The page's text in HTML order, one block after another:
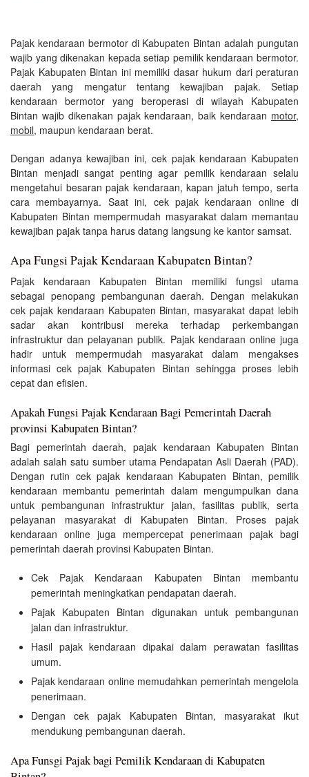
Pajak kendaraan bermotor di Kabupaten Bintan adalah pungutan
wajib yang dikenakan kepada setiap pemilik kendaraan bermotor.
Pajak Kabupaten Bintan ini memiliki dasar hukum dari peraturan
daerah yang mengatur tentang kewajiban pajak. Setiap
kendaraan bermotor yang beroperasi di wilayah Kabupaten
Bintan wajib dikenakan pajak kendaraan, baik kendaraan motor,
mobil, maupun kendaraan berat.
Dengan adanya kewajiban ini, cek pajak kendaraan Kabupaten
Bintan menjadi sangat penting agar pemilik kendaraan selalu
mengetahui besaran pajak kendaraan, kapan jatuh tempo, serta
cara membayarnya. Saat ini, cek pajak kendaraan online di
Kabupaten Bintan mempermudah masyarakat dalam memantau
kewajiban pajak tanpa harus datang langsung ke kantor samsat.
Apa Fungsi Pajak Kendaraan Kabupaten Bintan?
Pajak kendaraan Kabupaten Bintan memiliki fungsi utama
sebagai penopang pembangunan daerah. Dengan melakukan
cek pajak kendaraan Kabupaten Bintan, masyarakat dapat lebih
sadar akan kontribusi mereka terhadap perkembangan
infrastruktur dan pelayanan publik. Pajak kendaraan online juga
hadir untuk mempermudah masyarakat dalam mengakses
informasi cek pajak Kabupaten Bintan sehingga proses lebih
cepat dan efisien.
Apakah Fungsi Pajak Kendaraan Bagi Pemerintah Daerah
provinsi Kabupaten Bintan?
Bagi pemerintah daerah, pajak kendaraan Kabupaten Bintan
adalah salah satu sumber utama Pendapatan Asli Daerah (PAD).
Dengan rutin cek pajak kendaraan Kabupaten Bintan, pemilik
kendaraan membantu pemerintah dalam mengumpulkan dana
untuk pembangunan infrastruktur jalan, fasilitas publik, serta
pelayanan masyarakat di Kabupaten Bintan. Proses pajak
kendaraan online juga mempercepat penerimaan pajak bagi
pemerintah daerah provinsi Kabupaten Bintan.
Cek Pajak Kendaraan Kabupaten Bintan membantu
pemerintah meningkatkan pendapatan daerah.
Pajak Kabupaten Bintan digunakan untuk pembangunan
jalan dan infrastruktur.
Hasil pajak kendaraan dipakai dalam perawatan fasilitas
umum.
Pajak kendaraan online memudahkan pemerintah mengelola
penerimaan.
Dengan cek pajak Kabupaten Bintan, masyarakat ikut
mendukung pembangunan daerah.
Apa Funsgi Pajak bagi Pemilik Kendaraan di Kabupaten